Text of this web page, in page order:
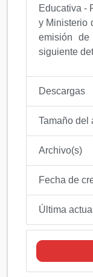
Educativa -
y Ministerio
emisión
siguiente
Descargas
Tamaño del
Archivo(s)
Fecha de
Última